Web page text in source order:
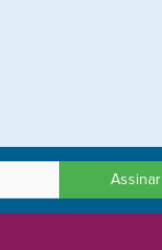
Assinar